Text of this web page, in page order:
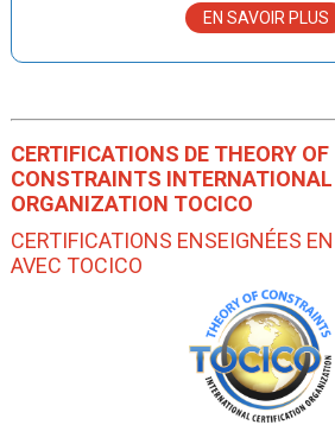
EN SAVOIR PLUS
CERTIFICATIONS DE THEORY OF
CONSTRAINTS
ORGANIZATION TOCICO
CERTIFICATIONS ENSEIGNÉES
AVEC TOCICO